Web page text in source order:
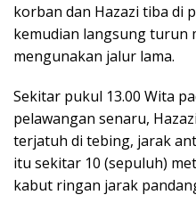
korban dan Hazazi tiba di
kemudian langsung turun
mengunakan jalur lama.
Sekitar pukul 13.00 Wita
pelawangan senaru,
terjatuh di tebing, jarak
itu sekitar 10 (sepuluh)
kabut ringan jarak